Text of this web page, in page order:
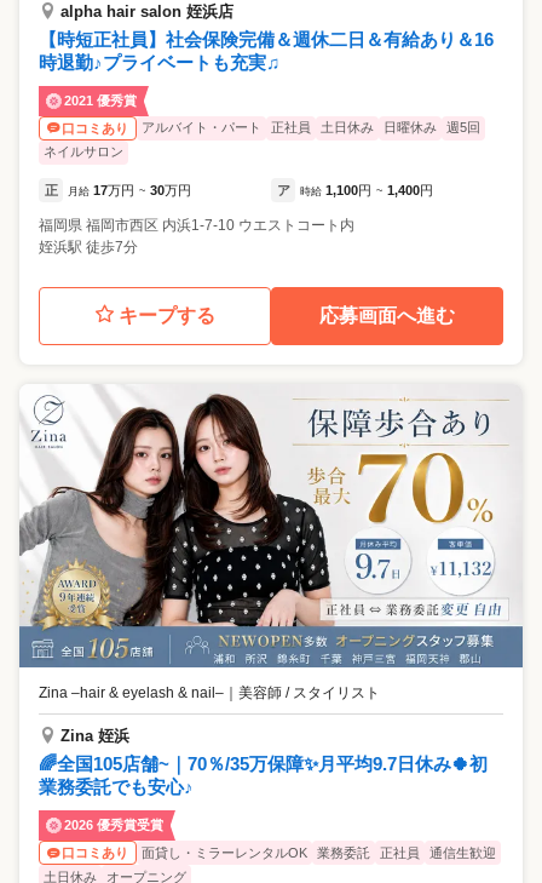
alpha hair salon 姪浜店
【時短正社員】社会保険完備＆週休二日＆有給あり＆16
時退勤♪プライベートも充実♫
2021 優秀賞
口コミあり
アルバイト・パート 正社員 土日休み 日曜休み
週5回
ネイルサロン
正 月給 17万円 ~ 30万円 ア 時給 1,100円 ~ 1,400円
福岡県 福岡市西区 内浜1-7-10 ウエストコート内
姪浜駅 徒歩7分
キープする 応募画面へ進む
Zina –hair & eyelash & nail– 美容師 / スタイリスト
Zina 姪浜
🌈全国105店舗~｜70％/35万保障✨月平均9.7日休み🍀初
業務委託でも安心♪
2026 優秀賞受賞
口コミあり
面貸し・ミラーレンタルOK 業務委託 正社員
通信生歓迎
土日休み
オープニング